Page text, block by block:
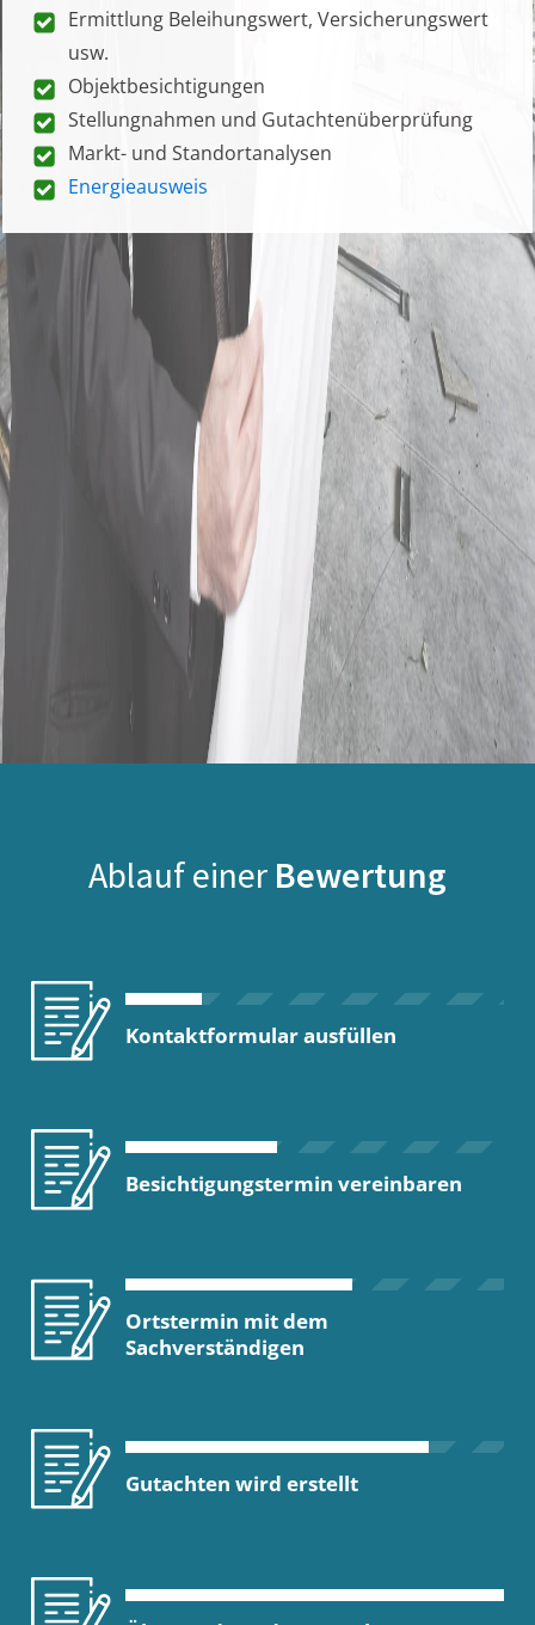
Ermittlung Beleihungswert, Versicherungswert
usw.
Objektbesichtigungen
Stellungnahmen und Gutachtenüberprüfung
Markt- und Standortanalysen
Energieausweis
Ablauf einer Bewertung
Kontaktformular ausfüllen
Besichtigungstermin vereinbaren
Ortstermin mit dem
Sachverständigen
Gutachten wird erstellt